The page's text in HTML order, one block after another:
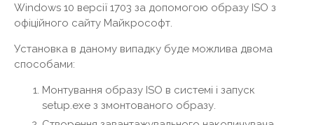
Windows 10 версії 1703 за допомогою образу ISO з
офіційного сайту Майкрософт.
Установка в даному випадку буде можлива двома
способами:
Монтування образу ISO в системі і запуск
setup.exe з змонтованого образу.